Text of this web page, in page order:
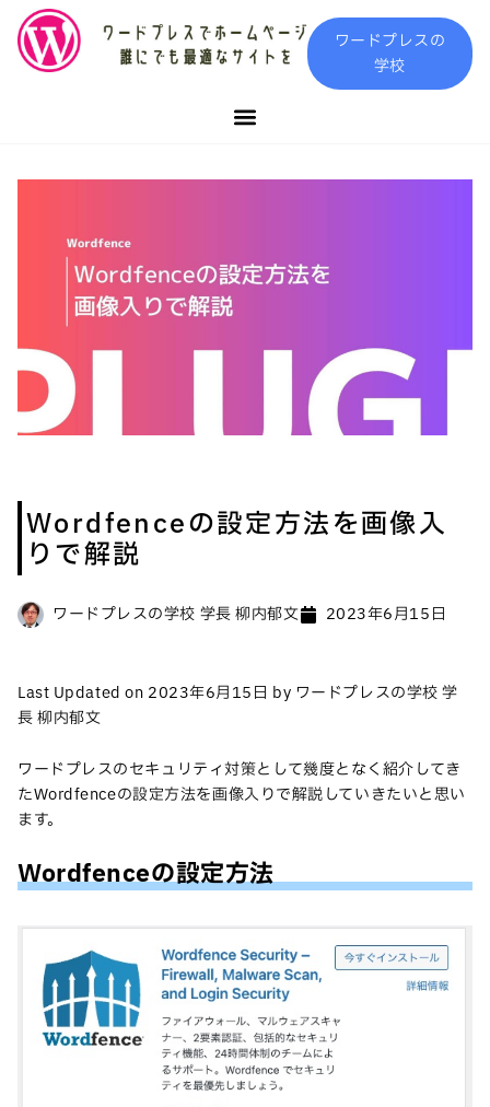
ワードプレスの
学校
Wordfenceの設定方法を画像入
りで解説
ワードプレスの学校 学長 柳内郁文 2023年6月15日
Last Updated on 2023年6月15日 by ワードプレスの学校 学
長 柳内郁文
ワードプレスのセキュリティ対策として幾度となく紹介してき
たWordfenceの設定方法を画像入りで解説していきたいと思い
ます。
Wordfenceの設定方法